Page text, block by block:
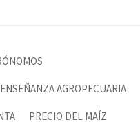
AGROPECUARIA
PRECIO DEL MAÍZ